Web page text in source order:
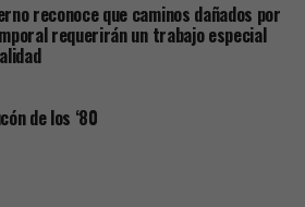
reconoce que caminos dañados por
requerirán un trabajo especial
de los ‘80